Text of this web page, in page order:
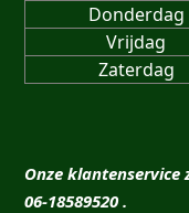
Donderdag
Vrijdag
Zaterdag
Onze
06-18589520 .